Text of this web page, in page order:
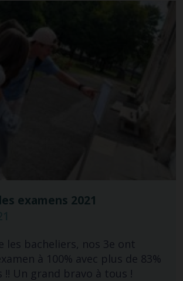
examens 2021
les bacheliers, nos 3e ont
à 100% avec plus de 83%
!! Un grand bravo à tous !